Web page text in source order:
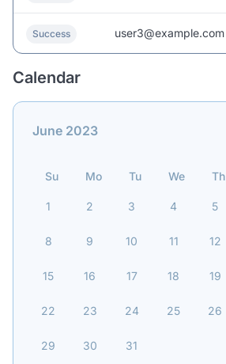
Success user3@example.com
Calendar
June 2023
Su Mo Tu We Th
1 2 3 4 5
8 9 10 11 12
15 16 17 18 19
22 23 24 25 26
29 30 31